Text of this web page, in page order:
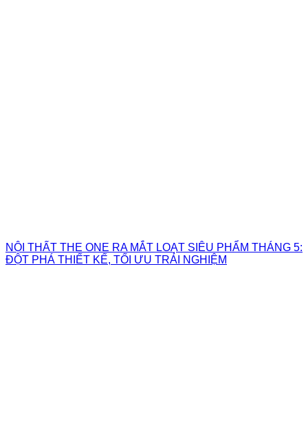
NỘI THẤT THE ONE RA MẮT LOẠT SIÊU PHẨM THÁNG 5:
ĐỘT PHÁ THIẾT KẾ, TỐI ƯU TRẢI NGHIỆM